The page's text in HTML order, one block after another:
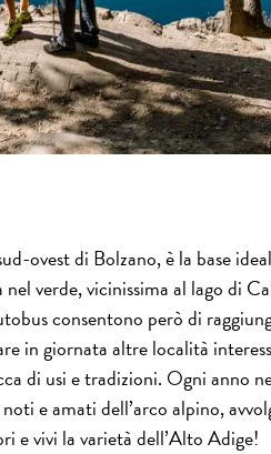
ovest di Bolzano, è la base
verde, vicinissima al lago di
consentono però di
in giornata altre località
di usi e tradizioni. Ogni anno
e amati dell’arco alpino,
e vivi la varietà dell’Alto Adige!